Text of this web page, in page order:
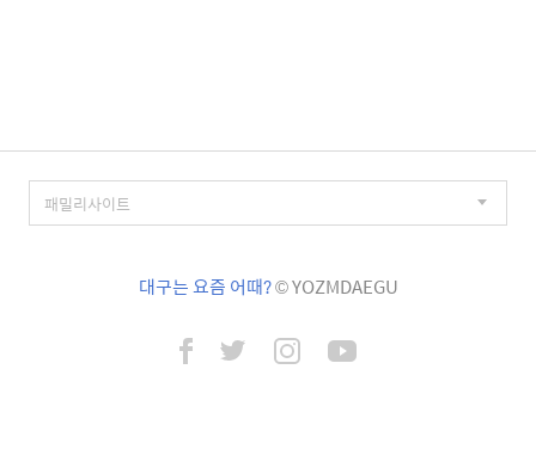
대구는 요즘 어때?© YOZMDAEGU